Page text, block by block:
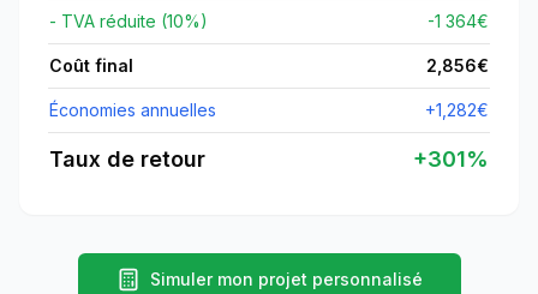
- TVA réduite (10%) -1 364€
Coût final 2,856€
Économies annuelles +1,282€
Taux de retour +301%
Simuler mon projet personnalisé